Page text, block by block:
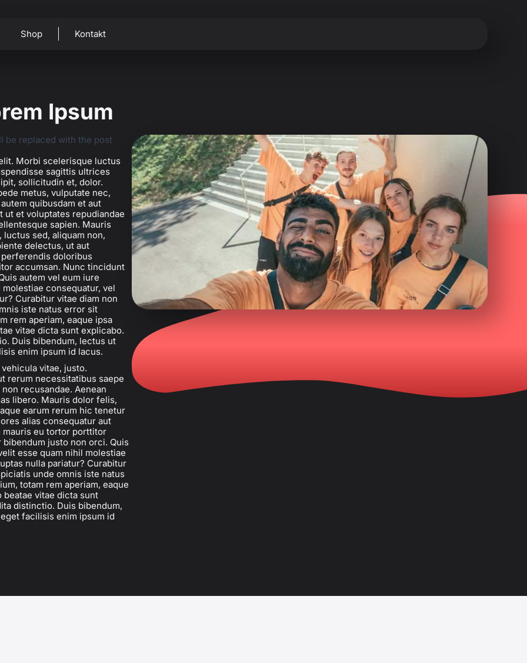
Shop Kontakt
Ipsum
be replaced with the post
Morbi scelerisque luctus
sagittis ultrices
sollicitudin et, dolor.
metus, vulputate nec,
quibusdam et aut
et voluptates repudiandae
sapien. Mauris
sed, aliquam non,
delectus, ut aut
doloribus
accumsan. Nunc tincidunt
autem vel eum iure
consequatur, vel
Curabitur vitae diam non
iste natus error sit
rem aperiam, eaque ipsa
vitae dicta sunt explicabo.
Duis bibendum, lectus ut
enim ipsum id lacus.
vitae, justo.
rerum necessitatibus saepe
recusandae. Aenean
libero. Mauris dolor felis,
earum rerum hic tenetur
alias consequatur aut
eu tortor porttitor
justo non orci. Quis
esse quam nihil molestiae
nulla pariatur? Curabitur
unde omnis iste natus
totam rem aperiam, eaque
vitae dicta sunt
distinctio. Duis bibendum,
facilisis enim ipsum id